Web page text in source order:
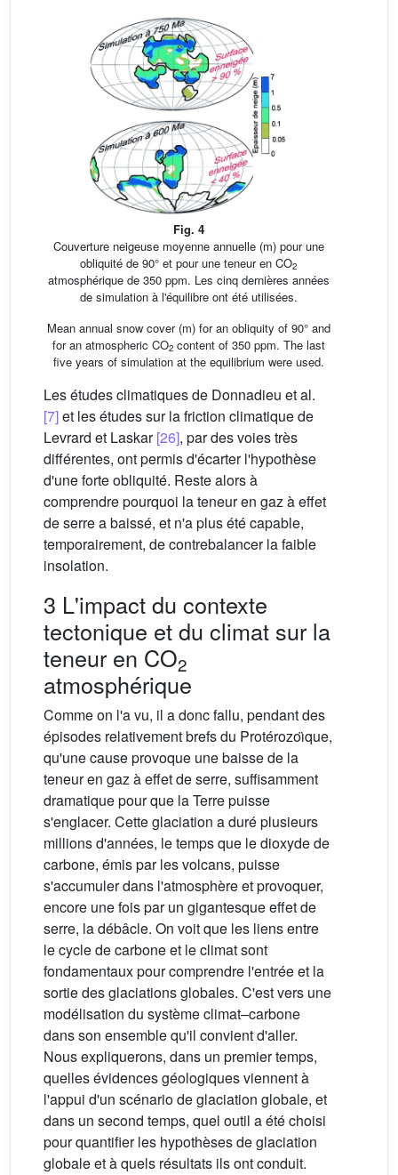
Fig. 4
Couverture neigeuse moyenne annuelle (m) pour une
obliquité de 90° et pour une teneur en CO2
atmosphérique de 350 ppm. Les cinq dernières années
de simulation à l'équilibre ont été utilisées.
Mean annual snow cover (m) for an obliquity of 90° and
for an atmospheric CO2content of 350 ppm. The last
five years of simulation at the equilibrium were used.
Les études climatiques de Donnadieu et al.
[7]et les études sur la friction climatique de
Levrard et Laskar[26], par des voies très
différentes, ont permis d'écarter l'hypothèse
d'une forte obliquité. Reste alors à
comprendre pourquoi la teneur en gaz à effet
de serre a baissé, et n'a plus été capable,
temporairement, de contrebalancer la faible
insolation.
3 L'impact du contexte
tectonique et du climat sur la
teneur en CO2
atmosphérique
Comme on l'a vu, il a donc fallu, pendant des
épisodes relativement brefs du Protérozoı̈que,
qu'une cause provoque une baisse de la
teneur en gaz à effet de serre, suffisamment
dramatique pour que la Terre puisse
s'englacer. Cette glaciation a duré plusieurs
millions d'années, le temps que le dioxyde de
carbone, émis par les volcans, puisse
s'accumuler dans l'atmosphère et provoquer,
encore une fois par un gigantesque effet de
serre, la débâcle. On voit que les liens entre
le cycle de carbone et le climat sont
fondamentaux pour comprendre l'entrée et la
sortie des glaciations globales. C'est vers une
modélisation du système climat–carbone
dans son ensemble qu'il convient d'aller.
Nous expliquerons, dans un premier temps,
quelles évidences géologiques viennent à
l'appui d'un scénario de glaciation globale, et
dans un second temps, quel outil a été choisi
pour quantifier les hypothèses de glaciation
globale et à quels résultats ils ont conduit.